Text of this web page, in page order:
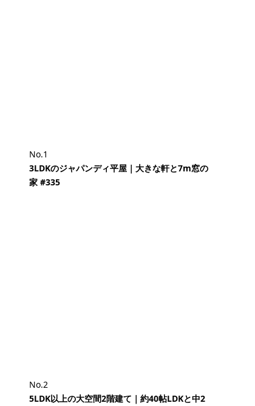
No.1
3LDKのジャパンディ平屋｜大きな軒と7m窓の
家 #335
No.2
5LDK以上の大空間2階建て｜約40帖LDKと中2